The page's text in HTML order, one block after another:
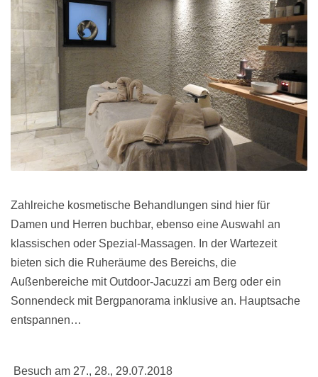
Zahlreiche kosmetische Behandlungen sind hier für
Damen und Herren buchbar, ebenso eine Auswahl an
klassischen oder Spezial-Massagen. In der Wartezeit
bieten sich die Ruheräume des Bereichs, die
Außenbereiche mit Outdoor-Jacuzzi am Berg oder ein
Sonnendeck mit Bergpanorama inklusive an. Hauptsache
entspannen…
Besuch am 27., 28., 29.07.2018